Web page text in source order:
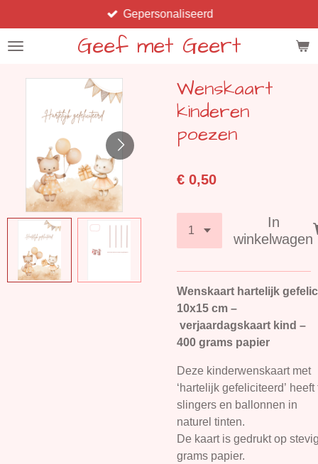
direct
naar
hoofdinhoud
Geef met Geert
Gepersonaliseerd
Wenskaart
kinderen
poezen
€ 0,50
In
winkelwagen
Wenskaart hartelijk
10x15 cm –
verjaardagskaart kind –
400 grams papier
Deze kinderwenskaart met
‘hartelijk gefeliciteerd’
slingers en ballonnen in
naturel tinten.
De kaart is gedrukt op
grams papier.